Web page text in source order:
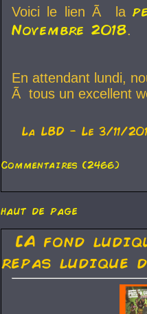
Voici le lien Ã la
Novembre 2018.
En attendant lundi,
Ã tous un excellent
La LBD - Le 3/11/
Commentaires (2466)
haut de page
[A fond
repas ludique